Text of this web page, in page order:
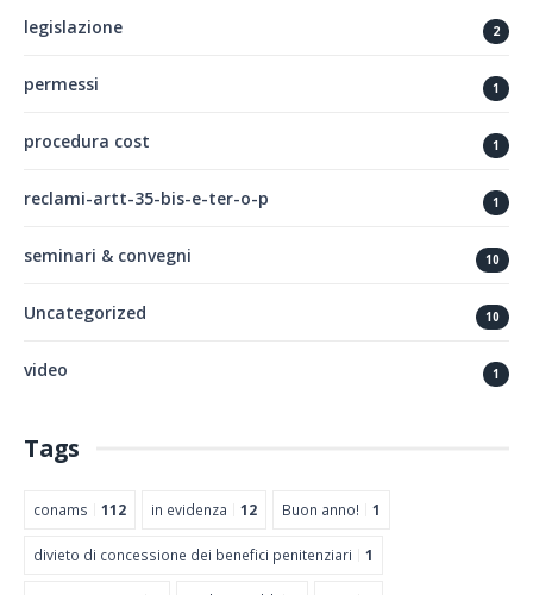
legislazione 2
permessi 1
procedura cost 1
reclami-artt-35-bis-e-ter-o-p 1
seminari & convegni 10
Uncategorized 10
video 1
Tags
conams 112 in evidenza 12 Buon anno! 1
divieto di concessione dei benefici penitenziari 1